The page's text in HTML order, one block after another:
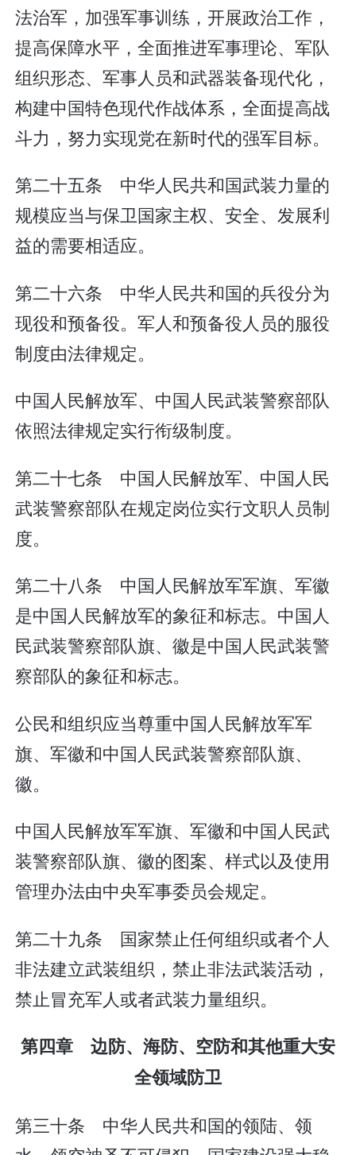
法治军，加强军事训练，开展政治工作，
提高保障水平，全面推进军事理论、军队
组织形态、军事人员和武器装备现代化，
构建中国特色现代作战体系，全面提高战
斗力，努力实现党在新时代的强军目标。
第二十五条 中华人民共和国武装力量的
规模应当与保卫国家主权、安全、发展利
益的需要相适应。
第二十六条 中华人民共和国的兵役分为
现役和预备役。军人和预备役人员的服役
制度由法律规定。
中国人民解放军、中国人民武装警察部队
依照法律规定实行衔级制度。
第二十七条 中国人民解放军、中国人民
武装警察部队在规定岗位实行文职人员制
度。
第二十八条 中国人民解放军军旗、军徽
是中国人民解放军的象征和标志。中国人
民武装警察部队旗、徽是中国人民武装警
察部队的象征和标志。
公民和组织应当尊重中国人民解放军军
旗、军徽和中国人民武装警察部队旗、
徽。
中国人民解放军军旗、军徽和中国人民武
装警察部队旗、徽的图案、样式以及使用
管理办法由中央军事委员会规定。
第二十九条 国家禁止任何组织或者个人
非法建立武装组织，禁止非法武装活动，
禁止冒充军人或者武装力量组织。
第四章 边防、海防、空防和其他重大安
全领域防卫
第三十条 中华人民共和国的领陆、领